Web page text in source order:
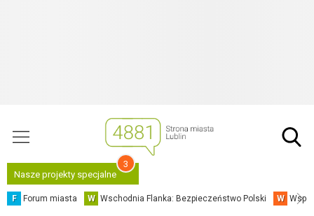
Nasze projekty specjalne
3
F Forum miasta W Wschodnia Flanka: Bezpieczeństwo Polski W